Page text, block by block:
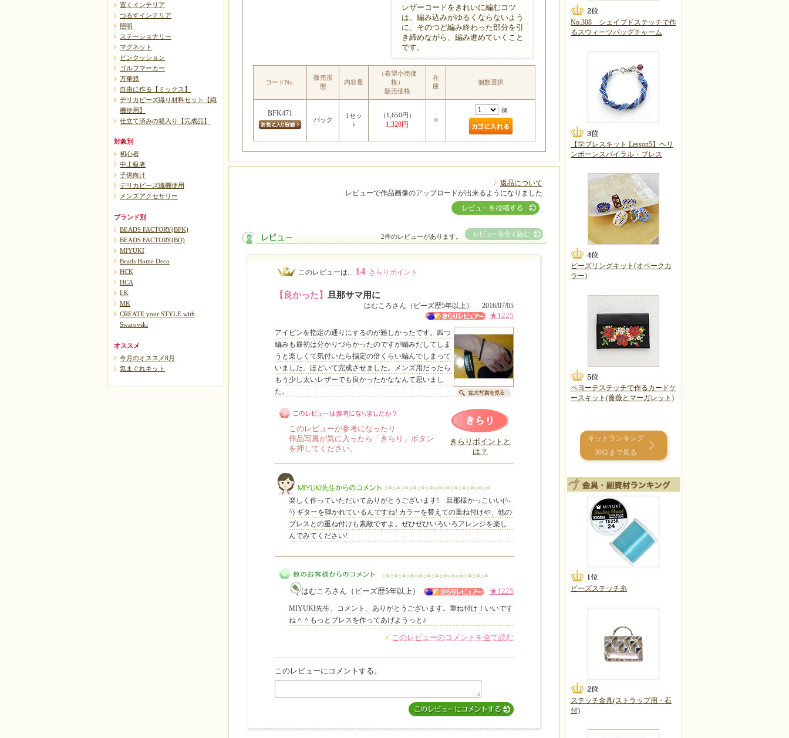
MIYUKI先生のポイント
レザーコードをきれいに編むコツ
は、編み込みがゆるくならないよう
に、そのつど編み終わった部分を引
き締めながら、編み進めていくこと
です。
コードNo.
販売形
態
内容量
（希望小売価
格）
販売価格
在
庫
個数選択
BFK471
パック
1セッ
ト
（1,650円）
1,320円
○
個
返品について
レビューで作品画像のアップロードが出来るようになりました
2件のレビューがあります。
このレビューは... 14 きらりポイント
【良かった】 旦那サマ用に
はむころさん（ビーズ歴5年以上） 2016/07/05
★1225
アイピンを指定の通りにするのが難しかったです。四つ
編みも最初は分かりづらかったのですが編みだしてしま
うと楽しくて気付いたら指定の倍くらい編んでしまって
いました。ほどいて完成させました。メンズ用だったら
もう少し太いレザーでも良かったかななんて思いまし
た。
このレビューは参考になりましたか？
このレビューが参考になったり
作品写真が気に入ったら「きらり」ボタン
を押してください。
きらりポイントと
は？
楽しく作っていただいてありがとうございます! 旦那様かっこいい(^-
^) ギターを弾かれているんですね! カラーを替えての重ね付けや、他の
ブレスとの重ね付けも素敵ですよ。ぜひぜひいろいろアレンジを楽し
んでみてください!
はむころさん（ビーズ歴5年以上） ★1225
MIYUKI先生、コメント、ありがとうございます。重ね付け！いいです
ね＾＾もっとブレスを作ってあげようっと♪
このレビューのコメントを全て読む
このレビューにコメントする。
置くインテリア
つるすインテリア
照明
ステーショナリー
マグネット
ピンクッション
ゴルフマーカー
万華鏡
自由に作る【ミックス】
デリカビーズ織り材料セット【織
機使用】
仕立て済みの箱入り【完成品】
対象別
初心者
中上級者
子供向け
デリカビーズ織機使用
メンズアクセサリー
ブランド別
BEADS FACTORY(BFK)
BEADS FACTORY(BO)
MIYUKI
Beads Home Deco
HCK
HCA
LK
MK
CREATE your STYLE with
Swarovski
オススメ
今月のオススメ8月
気まぐれキット
No.308 シェイプドステッチで作
るスウィーツバッグチャーム
【学ブレスキット Lesson5】ヘリ
ンボーンスパイラル・ブレス
ビーズリングキット(オペークカ
ラー)
ペヨーテステッチで作るカードケ
ースキット(薔薇とマーガレット)
キットランキング
30位まで見る
ビーズステッチ糸
ステッチ金具(ストラップ用・石
付)